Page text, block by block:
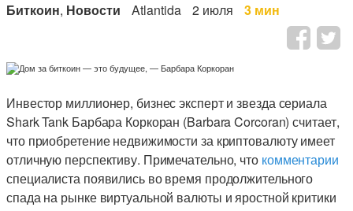
Биткоин, Новости Atlantida 2 июля 3 мин
Инвестор миллионер, бизнес эксперт и звезда сериала
Shark Tank Барбара Коркоран (Barbara Corcoran) считает,
что приобретение недвижимости за криптовалюту имеет
отличную перспективу. Примечательно, что комментарии
специалиста появились во время продолжительного
спада на рынке виртуальной валюты и яростной критики